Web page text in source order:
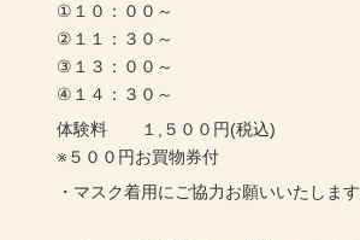
①１０：００～
②１１：３０～
③１３：００～
④１４：３０～
体験料 １,５００円(税込)
※５００円お買物券付
・マスク着用にご協力お願いいたします